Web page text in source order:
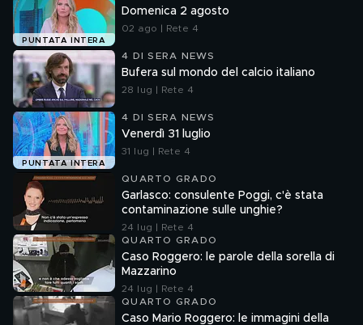
PUNTATA INTERA
Domenica 2 agosto
02 ago | Rete 4
4 DI SERA NEWS
Bufera sul mondo del calcio italiano
28 lug | Rete 4
PUNTATA INTERA
4 DI SERA NEWS
Venerdì 31 luglio
31 lug | Rete 4
QUARTO GRADO
Garlasco: consulente Poggi, c'è stata
contaminazione sulle unghie?
24 lug | Rete 4
QUARTO GRADO
Caso Roggero: le parole della sorella di
Mazzarino
24 lug | Rete 4
QUARTO GRADO
Caso Mario Roggero: le immagini della